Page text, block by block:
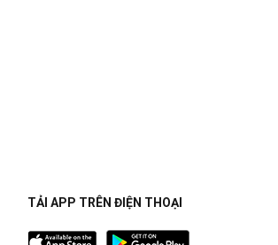
TẢI APP TRÊN ĐIỆN THOẠI